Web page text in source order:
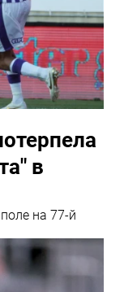
в
на 77-й